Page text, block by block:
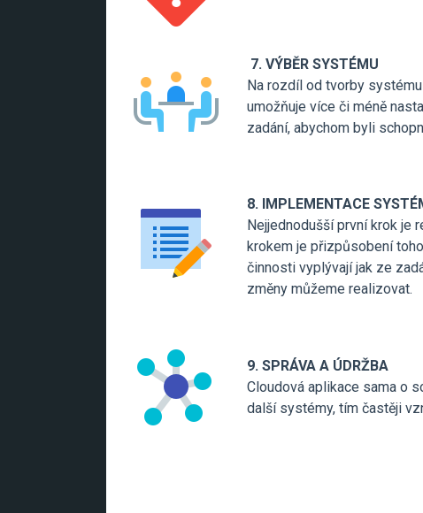
7. VÝBĚR SYSTÉMU
Na rozdíl od tvorby
umožňuje více či méně
zadání, abychom byli
8. IMPLEMENTACE
Nejjednodušší první krok je
krokem je přizpůsobení
činnosti vyplývají jak ze
změny můžeme realizovat.
9. SPRÁVA A ÚDRŽBA
Cloudová aplikace sama o
další systémy, tím častěji